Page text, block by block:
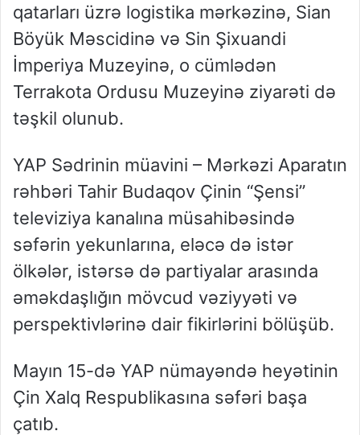
qatarları üzrə logistika mərkəzinə, Sian
Böyük Məscidinə və Sin Şixuandi
İmperiya Muzeyinə, o cümlədən
Terrakota Ordusu Muzeyinə ziyarəti də
təşkil olunub.
YAP Sədrinin müavini – Mərkəzi Aparatın
rəhbəri Tahir Budaqov Çinin “Şensi”
televiziya kanalına müsahibəsində
səfərin yekunlarına, eləcə də istər
ölkələr, istərsə də partiyalar arasında
əməkdaşlığın mövcud vəziyyəti və
perspektivlərinə dair fikirlərini bölüşüb.
Mayın 15-də YAP nümayəndə heyətinin
Çin Xalq Respublikasına səfəri başa
çatıb.